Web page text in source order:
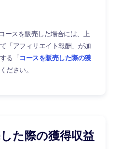
ースを販売した場合には、上
「アフィリエイト報酬」が加
る「コースを販売した際の獲
ださい。
た際の獲得収益